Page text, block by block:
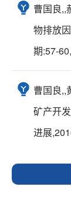
曹国良,,
物排放
期:57-
曹国良,,
矿产开
进展